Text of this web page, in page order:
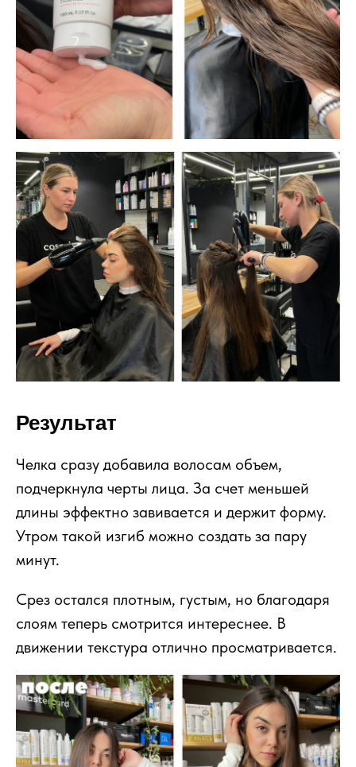
Результат
Челка сразу добавила волосам объем,
подчеркнула черты лица. За счет меньшей
длины эффектно завивается и держит форму.
Утром такой изгиб можно создать за пару
минут.
Срез остался плотным, густым, но благодаря
слоям теперь смотрится интереснее. В
движении текстура отлично просматривается.